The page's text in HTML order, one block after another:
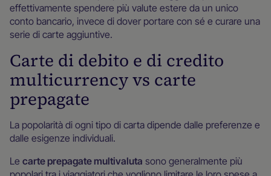
effettivamente spendere più valute estere da un unico
conto bancario, invece di dover portare con sé e curare una
serie di carte aggiuntive.
Carte di debito e di credito
multicurrency vs carte
prepagate
La popolarità di ogni tipo di carta dipende dalle preferenze e
dalle esigenze individuali.
Le carte prepagate multivaluta sono generalmente più